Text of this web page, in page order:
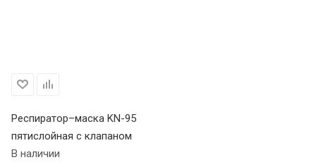
Респиратор–маска KN-95
пятислойная с клапаном
В наличии